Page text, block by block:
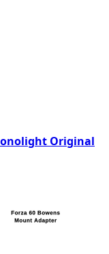
Original